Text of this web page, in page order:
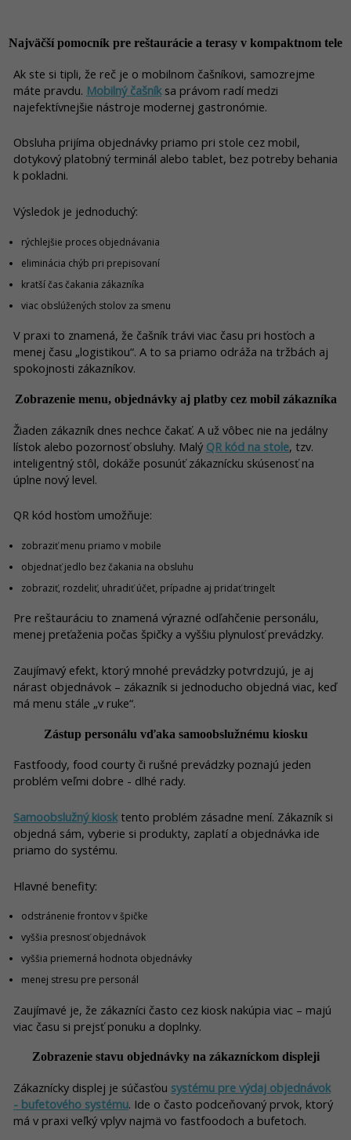
Najväčší pomocník pre reštaurácie a terasy v kompaktnom tele
Ak ste si tipli, že reč je o mobilnom čašníkovi, samozrejme
máte pravdu. Mobilný čašníksa právom radí medzi
najefektívnejšie nástroje modernej gastronómie.
Obsluha prijíma objednávky priamo pri stole cez mobil,
dotykový platobný terminál alebo tablet, bez potreby behania
k pokladni.
Výsledok je jednoduchý:
rýchlejšie proces objednávania
eliminácia chýb pri prepisovaní
kratší čas čakania zákazníka
viac obslúžených stolov za smenu
V praxi to znamená, že čašník trávi viac času pri hosťoch a
menej času „logistikou“. A to sa priamo odráža na tržbách aj
spokojnosti zákazníkov.
Zobrazenie menu, objednávky aj platby cez mobil zákazníka
Žiaden zákazník dnes nechce čakať. A už vôbec nie na jedálny
lístok alebo pozornosť obsluhy. Malý QR kód na stole, tzv.
inteligentný stôl, dokáže posunúť zákaznícku skúsenosť na
úplne nový level.
QR kód hosťom umožňuje:
zobraziť menu priamo v mobile
objednať jedlo bez čakania na obsluhu
zobraziť, rozdeliť, uhradiť účet, prípadne aj pridať tringelt
Pre reštauráciu to znamená výrazné odľahčenie personálu,
menej preťaženia počas špičky a vyššiu plynulosť prevádzky.
Zaujímavý efekt, ktorý mnohé prevádzky potvrdzujú, je aj
nárast objednávok – zákazník si jednoducho objedná viac, keď
má menu stále „v ruke“.
Zástup personálu vďaka samoobslužnému kiosku
Fastfoody, food courty či rušné prevádzky poznajú jeden
problém veľmi dobre - dlhé rady.
Samoobslužný kiosktento problém zásadne mení. Zákazník si
objedná sám, vyberie si produkty, zaplatí a objednávka ide
priamo do systému.
Hlavné benefity:
odstránenie frontov v špičke
vyššia presnosť objednávok
vyššia priemerná hodnota objednávky
menej stresu pre personál
Zaujímavé je, že zákazníci často cez kiosk nakúpia viac – majú
viac času si prejsť ponuku a doplnky.
Zobrazenie stavu objednávky na zákazníckom displeji
Zákaznícky displej je súčasťou systému pre výdaj objednávok
- bufetového systému. Ide o často podceňovaný prvok, ktorý
má v praxi veľký vplyv najmä vo fastfoodoch a bufetoch.